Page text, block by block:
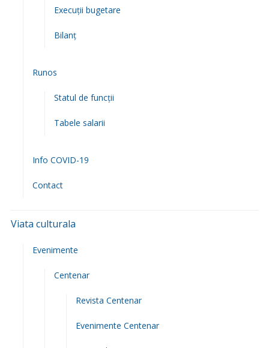
Execuții bugetare
Bilanț
Runos
Statul de funcții
Tabele salarii
Info COVID-19
Contact
Viata culturala
Evenimente
Centenar
Revista Centenar
Evenimente Centenar